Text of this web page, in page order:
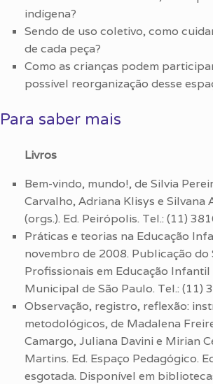
indígena?
Sendo de uso coletivo, como
de cada peça?
Como as crianças podem
possível reorganização desse
Para saber mais
Livros
Bem-vindo, mundo!, de Silvia
Carvalho, Adriana Klisys e Silvana
(orgs.). Ed. Peirópolis. Tel.: (11)
Práticas e teorias na Educação
novembro de 2008. Publicação do
Profissionais em Educação Infantil
Municipal de São Paulo. Tel.: (11)
Observação, registro, reflexão:
metodológicos, de Madalena
Camargo, Juliana Davini e Mirian
Martins. Ed. Espaço Pedagógico.
esgotada. Disponível em